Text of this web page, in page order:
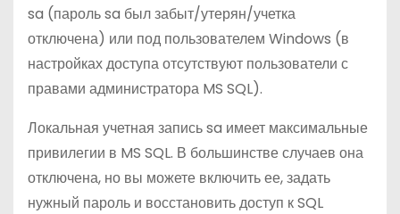
sa (пароль sa был забыт/утерян/учетка
отключена) или под пользователем Windows (в
настройках доступа отсутствуют пользователи с
правами администратора MS SQL).
Локальная учетная запись sa имеет максимальные
привилегии в MS SQL. В большинстве случаев она
отключена, но вы можете включить ее, задать
нужный пароль и восстановить доступ к SQL